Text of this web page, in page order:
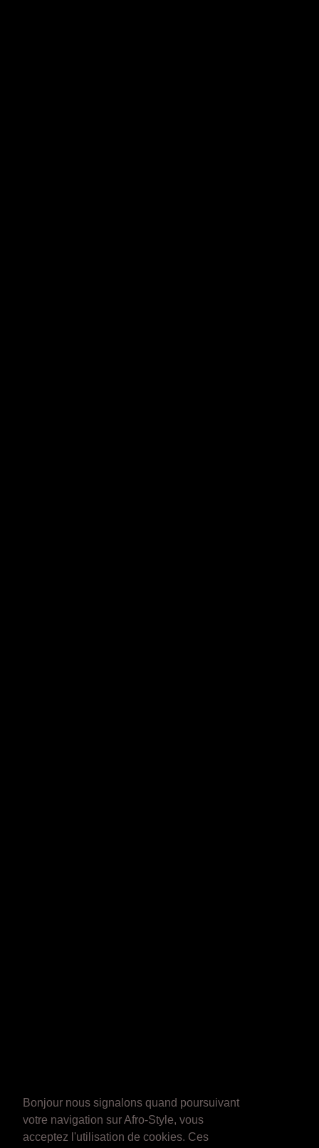
Bonjour nous signalons quand poursuivant
votre navigation sur Afro-Style, vous
acceptez l'utilisation de cookies. Ces